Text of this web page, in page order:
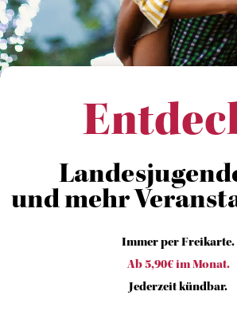
und mehr
Immer per Freikarte.
Ab 5,90€ im Monat.
Jederzeit kündbar.